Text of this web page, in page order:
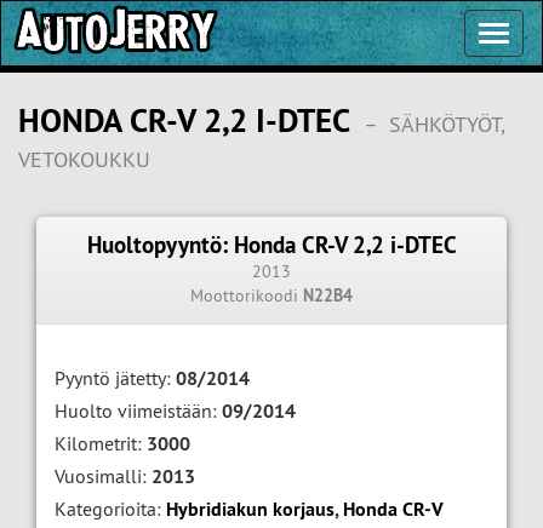
HONDA CR-V 2,2 I-DTEC – SÄHKÖTYÖT,
VETOKOUKKU
Huoltopyyntö: Honda CR-V 2,2 i-DTEC
2013
Moottorikoodi N22B4
Pyyntö jätetty: 08/2014
Huolto viimeistään: 09/2014
Kilometrit: 3000
Vuosimalli: 2013
Kategorioita: Hybridiakun korjaus,Honda CR-V